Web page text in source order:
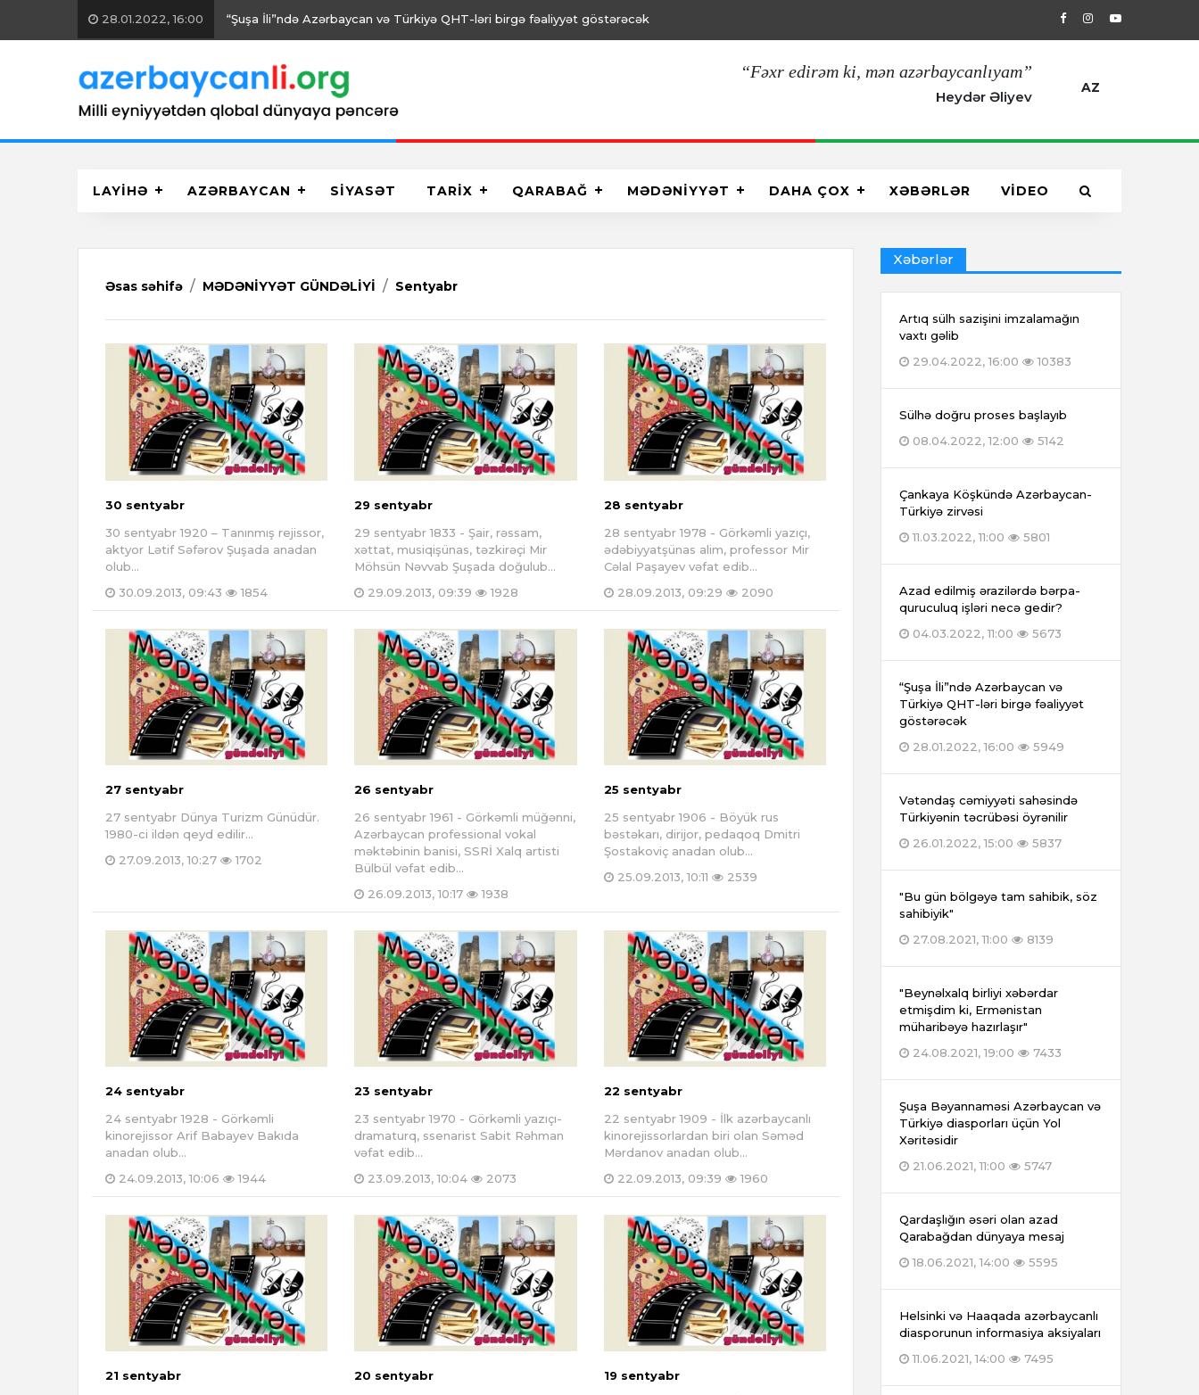
Türkiyə QHT-ləri birgə fəaliyyət göstərəcək 26.01.2022, 15:00
“Fəxr edirəm ki, mən azərbaycanlıyam”
Heydər Əliyev
AZ
LAYİHƏ AZƏRBAYCAN SİYASƏT TARİX QARABAĞ MƏDƏNİYYƏT DAHA ÇOX XƏBƏRLƏR VİDEO
Əsas səhifə MƏDƏNİYYƏT GÜNDƏLİYİ Sentyabr
30 sentyabr
30 sentyabr 1920 – Tanınmış rejissor,
aktyor Lətif Səfərov Şuşada anadan
olub...
30.09.2013, 09:43
1854
29 sentyabr
29 sentyabr 1833 - Şair, rəssam,
xəttat, musiqişünas, təzkirəçi Mir
Möhsün Nəvvab Şuşada doğulub...
29.09.2013, 09:39
1928
28 sentyabr
28 sentyabr 1978 - Görkəmli yazıçı,
ədəbiyyatşünas alim, professor Mir
Cəlal Paşayev vəfat edib...
28.09.2013, 09:29
2090
27 sentyabr
​27 sentyabr Dünya Turizm Günüdür.
1980-ci ildən qeyd edilir...
27.09.2013, 10:27
1702
26 sentyabr
26 sentyabr 1961 - Görkəmli müğənni,
Azərbaycan professional vokal
məktəbinin banisi, SSRİ Xalq artisti
Bülbül vəfat edib...
26.09.2013, 10:17
1938
25 sentyabr
25 sentyabr 1906 - Böyük rus
bəstəkarı, dirijor, pedaqoq Dmitri
Şostakoviç anadan olub...
25.09.2013, 10:11
2539
24 sentyabr
24 sentyabr 1928 - Görkəmli
kinorejissor Arif Babayev Bakıda
anadan olub...
24.09.2013, 10:06
1944
23 sentyabr
23 sentyabr 1970 - Görkəmli yazıçı-
dramaturq, ssenarist Sabit Rəhman
vəfat edib...
23.09.2013, 10:04
2073
22 sentyabr
22 sentyabr 1909 - İlk azərbaycanlı
kinorejissorlardan biri olan Səməd
Mərdanov anadan olub...
22.09.2013, 09:39
1960
21 sentyabr
20 sentyabr
19 sentyabr
Xəbərlər
Artıq sülh sazişini imzalamağın
vaxtı gəlib
29.04.2022, 16:00
10383
Sülhə doğru proses başlayıb
08.04.2022, 12:00
5142
Çankaya Köşkündə Azərbaycan-
Türkiyə zirvəsi
11.03.2022, 11:00
5801
Azad edilmiş ərazilərdə bərpa-
quruculuq işləri necə gedir?
04.03.2022, 11:00
5673
“Şuşa İli”ndə Azərbaycan və
Türkiyə QHT-ləri birgə fəaliyyət
göstərəcək
28.01.2022, 16:00
5949
Vətəndaş cəmiyyəti sahəsində
Türkiyənin təcrübəsi öyrənilir
26.01.2022, 15:00
5837
"Bu gün bölgəyə tam sahibik, söz
sahibiyik"
27.08.2021, 11:00
8139
"Beynəlxalq birliyi xəbərdar
etmişdim ki, Ermənistan
müharibəyə hazırlaşır"
24.08.2021, 19:00
7433
Şuşa Bəyannaməsi Azərbaycan və
Türkiyə diasporları üçün Yol
Xəritəsidir
21.06.2021, 11:00
5747
Qardaşlığın əsəri olan azad
Qarabağdan dünyaya mesaj
18.06.2021, 14:00
5595
Helsinki və Haaqada azərbaycanlı
diasporunun informasiya aksiyaları
11.06.2021, 14:00
7495